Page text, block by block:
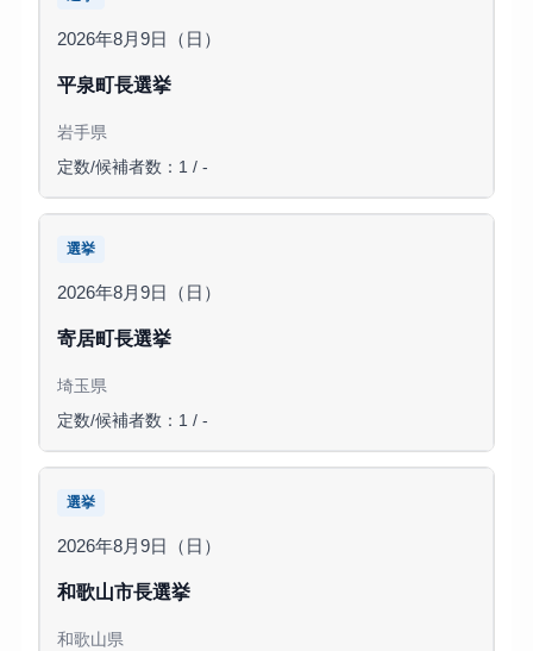
2026年8月9日（日）
平泉町長選挙
岩手県
定数/候補者数：1 / -
選挙
2026年8月9日（日）
寄居町長選挙
埼玉県
定数/候補者数：1 / -
選挙
2026年8月9日（日）
和歌山市長選挙
和歌山県